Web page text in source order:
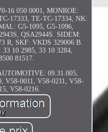
16 050 0001, MONROE:
17333, TE-TC-17334, NK:
G5-1095, G5-1096,
QSA2944S. SIDEM:
R, SKF: VKDS 329006 B.
10 2985, 33 10 3284,
81517.
09.31.005,
V58-0011, V58-0211, V58-
V58-0216.